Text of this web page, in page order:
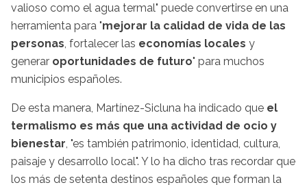
valioso como el agua termal" puede convertirse en una
herramienta para "mejorar la calidad de vida de las
personas , fortalecer las economías locales y
generar oportunidades de futuro" para muchos
municipios españoles.
De esta manera, Martínez-Sicluna ha indicado que el
termalismo es más que una actividad de ocio y
bienestar , "es también patrimonio, identidad, cultura,
paisaje y desarrollo local". Y lo ha dicho tras recordar que
los más de setenta destinos españoles que forman la